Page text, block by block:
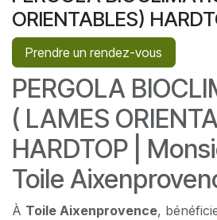
ORIENTABLES)
Prendre un rendez-vous
PERGOLA
( LAMES
HARDTOP |
Toile
À Toile Aixenprovence,